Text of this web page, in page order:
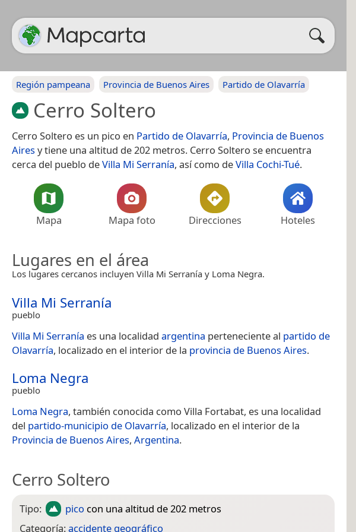
Región pampeana Provincia de Buenos Aires Partido de Olavarría
Cerro Soltero
Cerro Soltero es un pico en Partido de Olavarría, Provincia de Buenos
Airesy tiene una altitud de 202 metros. Cerro Soltero se encuentra
cerca del pueblo deVilla Mi Serranía, así como deVilla Cochi-Tué.
Mapa Mapa foto Direcciones Hoteles
Lugares en el área
Los lugares cercanos incluyen Villa Mi Serranía y Loma Negra.
Villa Mi Serranía
pueblo
Villa Mi Serranía es una localidad argentina perteneciente al partido de
Olavarría, localizado en el interior de la provincia de Buenos Aires.
Loma Negra
pueblo
Loma Negra, también conocida como Villa Fortabat, es una localidad
del partido-municipio de Olavarría, localizado en el interior de la
Provincia de Buenos Aires, Argentina.
Cerro Soltero
Tipo: pico con una altitud de 202 metros
Categoría:accidente geográfico